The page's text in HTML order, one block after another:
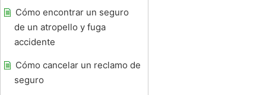
Cómo encontrar un seguro
de un atropello y fuga
accidente
Cómo cancelar un reclamo de
seguro